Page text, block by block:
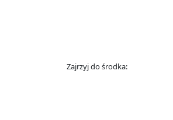
Zajrzyj do środka: